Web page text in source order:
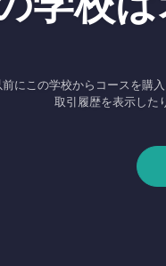
前にこの学校からコースを購
取引履歴を表示した